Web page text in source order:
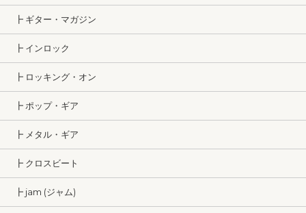
┣ ギター・マガジン
┣ インロック
┣ ロッキング・オン
┣ ポップ・ギア
┣ メタル・ギア
┣ クロスビート
┣ jam (ジャム)